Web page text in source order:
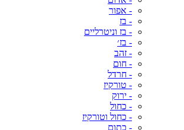
- אפור
- בז
- בז וניטרליים
- בז׳
- זהב
- חום
- חרדל
- טורקיז
- ירוק
- כחול
- כחול וטורקיז
- כתום